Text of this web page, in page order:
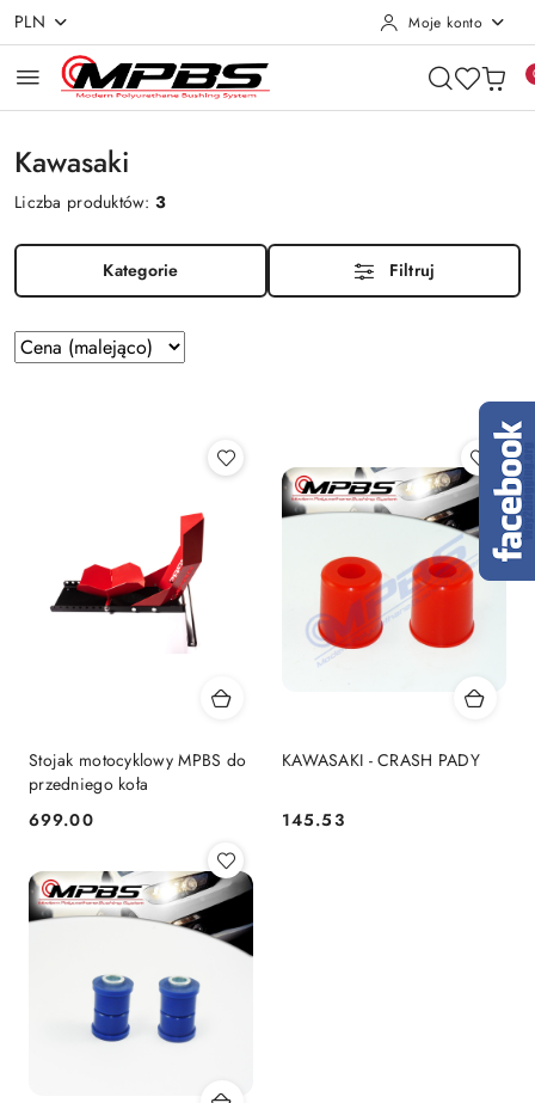
Przejdź do treści głównej
Przejdź do wyszukiwarki
Przejdź do moje konto
Przejdź do menu głównego
Przejdź do stopki
PLN Moje konto
Kawasaki
Liczba produktów:3
Kategorie Filtruj
Zastosowano
sortowanie:
Sortuj
według
Stojak motocyklowy MPBS do
przedniego koła
Cena:
699.00
KAWASAKI - CRASH PADY
Cena:
145.53